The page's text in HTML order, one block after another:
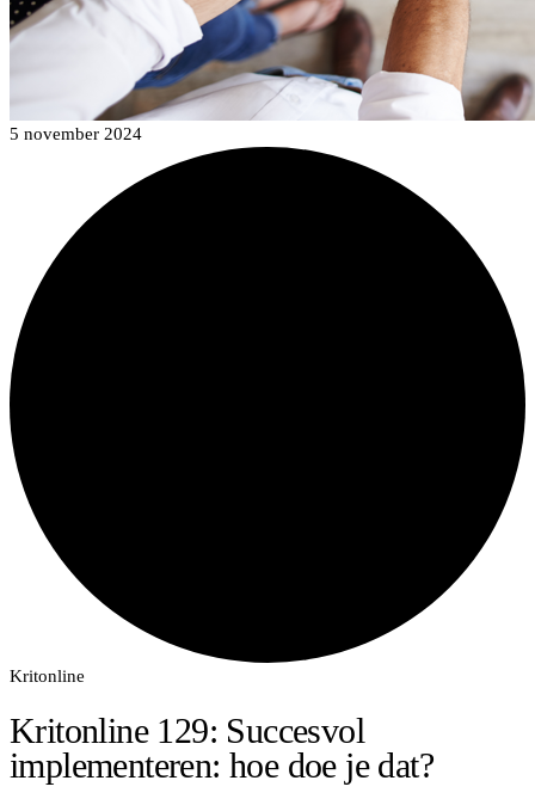
5 november 2024
Kritonline
Kritonline 129: Succesvol
implementeren: hoe doe je dat?